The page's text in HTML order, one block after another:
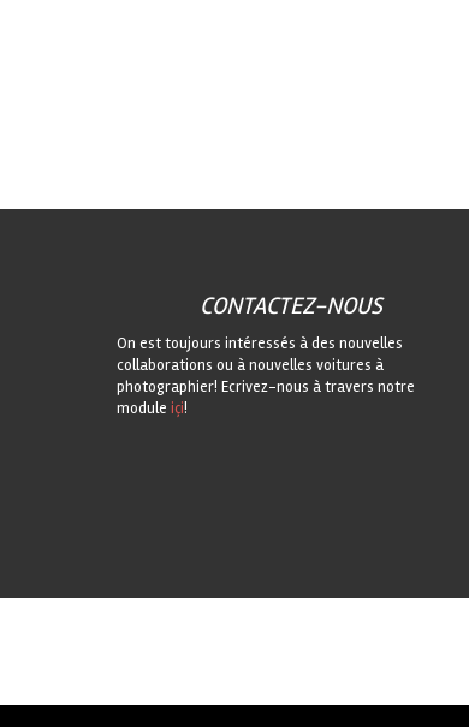
CONTACTEZ-NOUS
On est toujours intéressés à des nouvelles
collaborations ou à nouvelles voitures à
photographier! Ecrivez-nous à travers notre
module içi!